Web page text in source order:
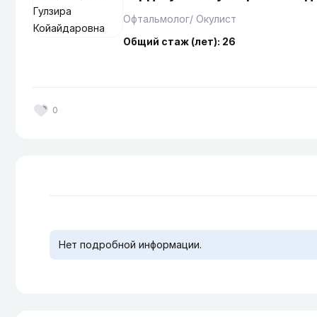
Офтальмолог/ Окулист
Общий стаж (лет): 26
0
Нет подробной информации.